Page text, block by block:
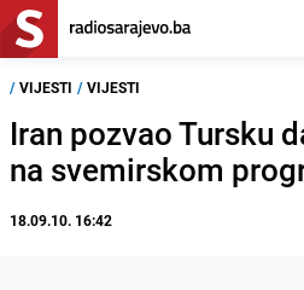
/ VIJESTI / VIJESTI
Iran pozvao Tursku
na svemirskom
18.09.10. 16:42